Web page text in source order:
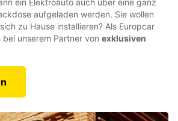
ein Elektroauto auch über eine ganz
aufgeladen werden. Sie wollen
zu Hause installieren? Als Europcar
unserem Partner von exklusiven